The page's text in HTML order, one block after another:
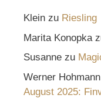
Klein zu Riesling
Marita Konopka
Susanne zu
Werner Hohmann
August 2025: